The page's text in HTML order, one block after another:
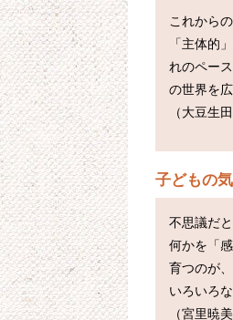
これから
「主体的
れのペー
の世界を
子どもの
不思議だ
何かを「
育つのが
いろいろ